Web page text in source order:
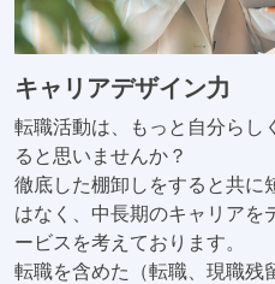
キャリアデザイン力
転職活動は、もっと自分らし
ると思いませんか？
徹底した棚卸しをすると共に
はなく、中長期のキャリアを
ービスを考えております。
転職を含めた（転職、現職残